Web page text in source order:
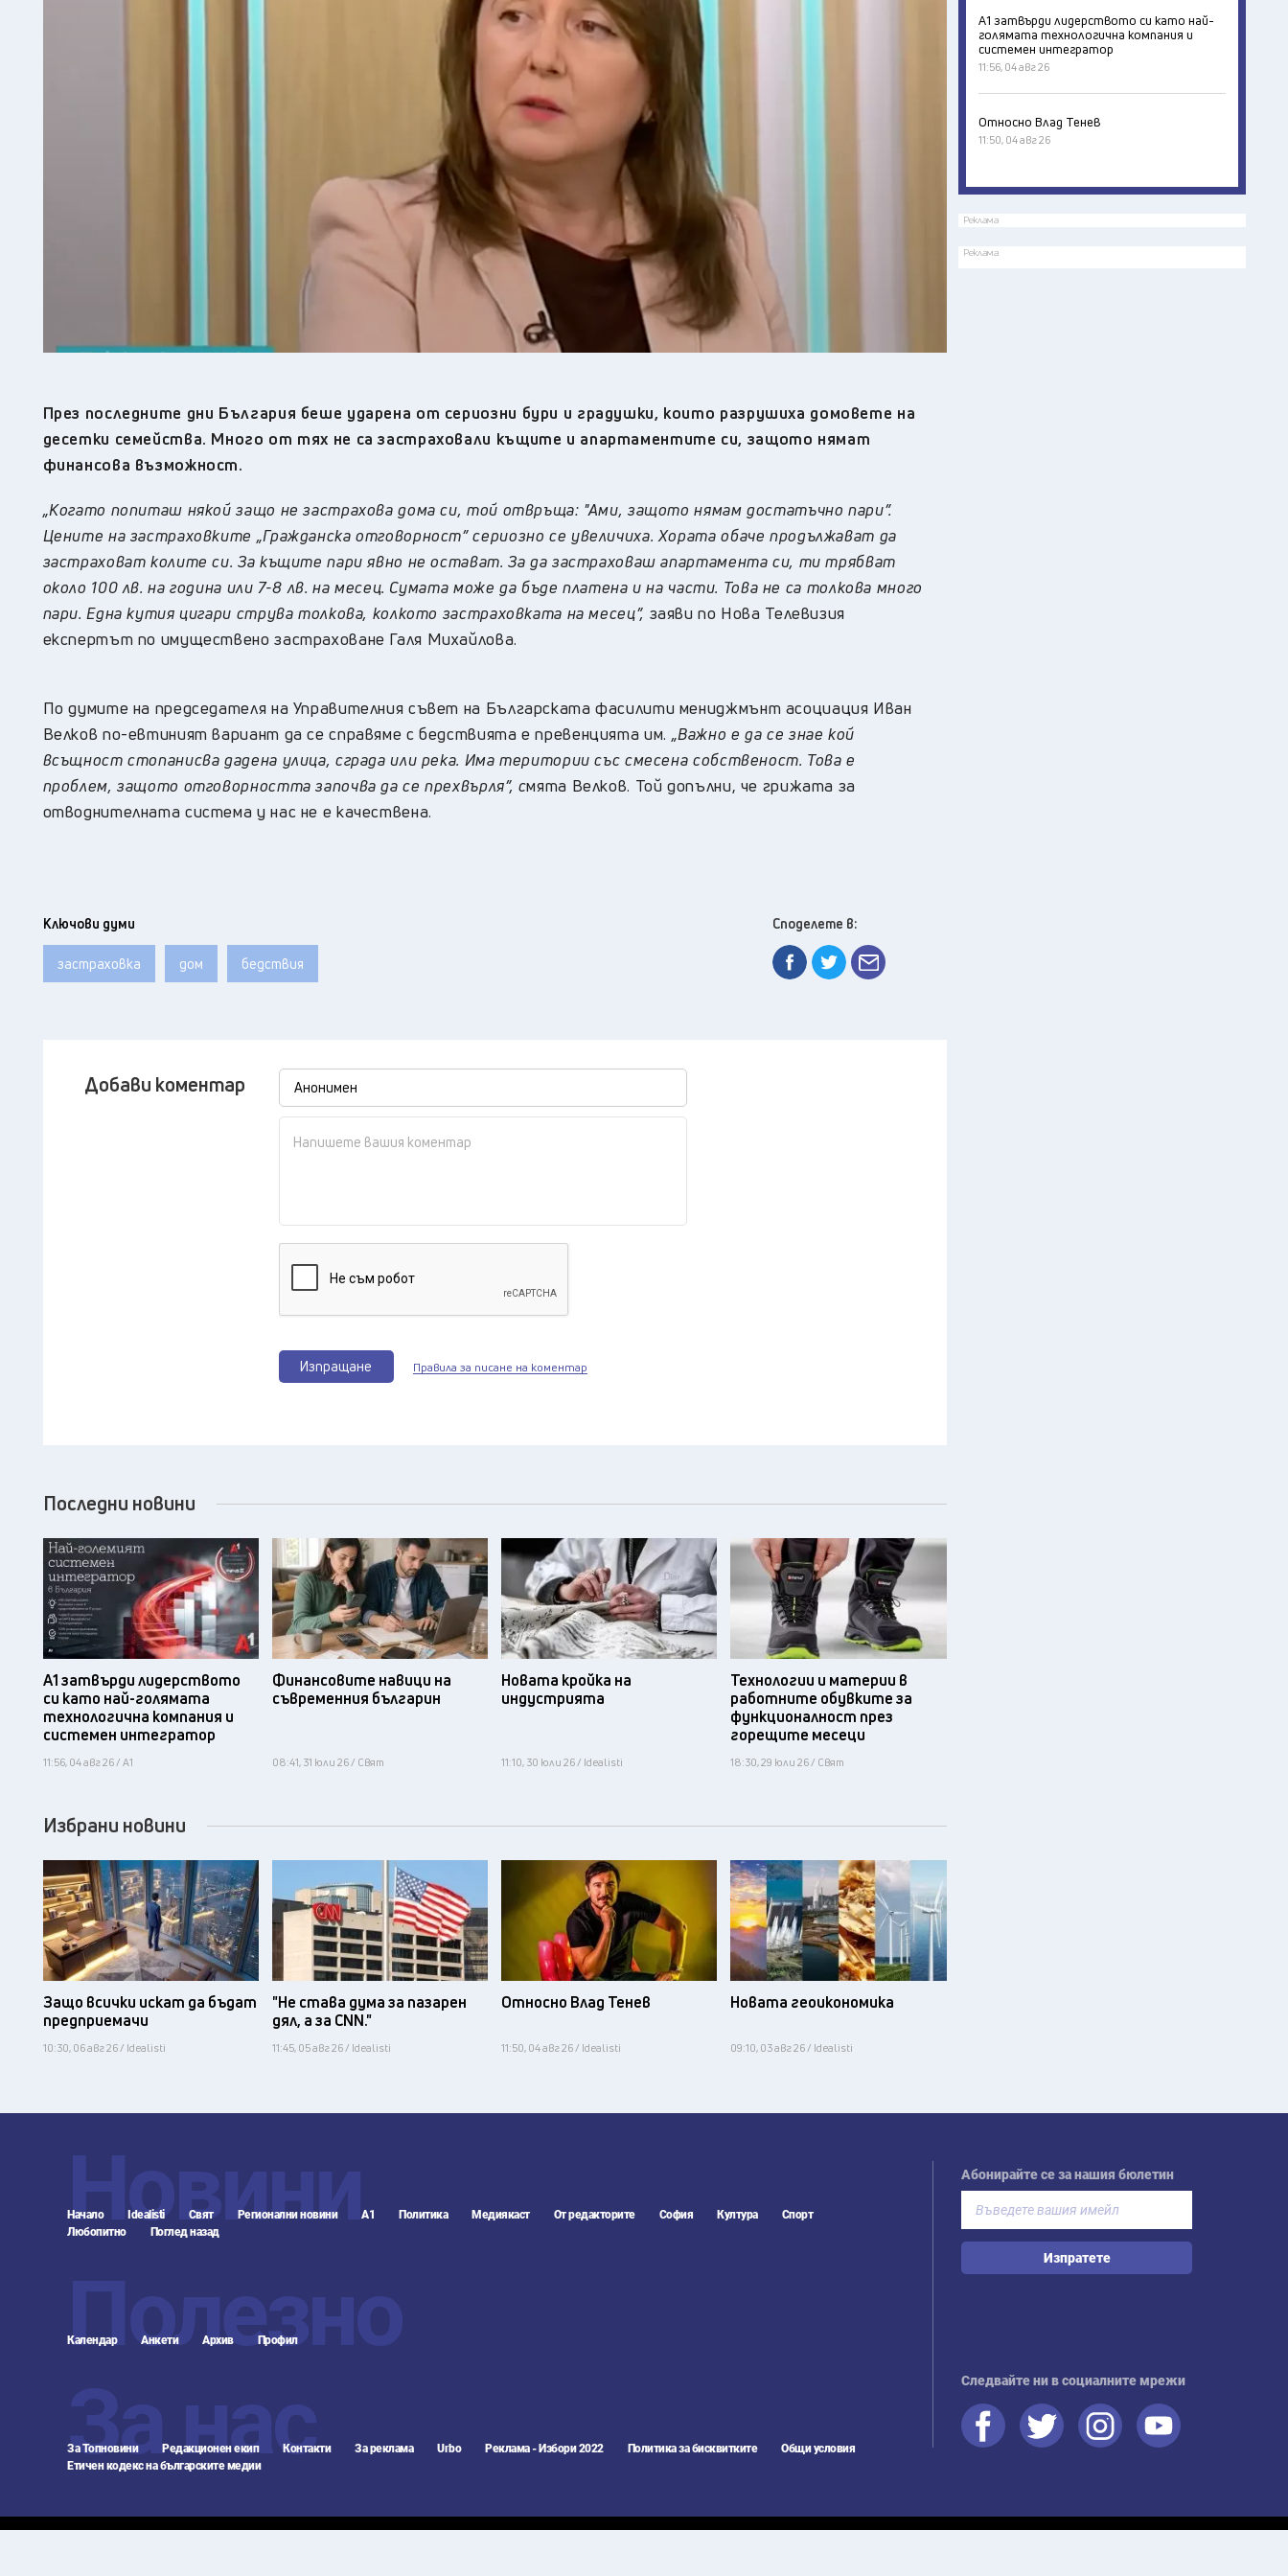
Перник, 28°C
Плевен, 33
Пловдив, 33°C
Разград 31°C
Русе 31°C
Силистра °C
Сливен 31°C
Смолян, 24°C
29°C
Стара Загора 32°C
Търговище,
Хасково 31°C
Шумен, 32°C
Ямбол, 32°C
През последните дни България беше ударена от сериозни бури и градушки, които разрушиха домовете на
десетки семейства. Много от тях не са застраховали къщите и апартаментите си, защото нямат
финансова възможност.
„Когато попиташ някой защо не застрахова дома си, той отвръща: "Ами, защото нямам достатъчно пари”.
Цените на застраховките „Гражданска отговорност” сериозно се увеличиха. Хората обаче продължават да
застраховат колите си. За къщите пари явно не остават. За да застраховаш апартамента си, ти трябват
около 100 лв. на година или 7-8 лв. на месец. Сумата може да бъде платена и на части. Това не са толкова много
пари. Една кутия цигари струва толкова, колкото застраховката на месец”, заяви по Нова Телевизия
експертът по имуществено застраховане Галя Михайлова.
По думите на председателя на Управителния съвет на Българската фасилити мениджмънт асоциация Иван
Велков по-евтиният вариант да се справяме с бедствията е превенцията им. „Важно е да се знае кой
всъщност стопанисва дадена улица, сграда или река. Има територии със смесена собственост. Това е
проблем, защото отговорността започва да се прехвърля”, смята Велков. Той допълни, че грижата за
отводнителната система у нас не е качествена.
Ключови думи
застраховка дом бедствия
Споделете в:
Добави коментар
Изпращане Правила за писане на коментар
Последни новини
А1 затвърди лидерството
си като най-голямата
технологична компания и
системен интегратор
11:56, 04 авг 26 / А1
Финансовите навици на
съвременния българин
08:41, 31 юли 26 / Свят
Новата кройка на
индустрията
11:10, 30 юли 26 / Idealisti
Технологии и материи в
работните обувките за
функционалност през
горещите месеци
18:30, 29 юли 26 / Свят
Избрани новини
Защо всички искат да бъдат
предприемачи
10:30, 06 авг 26 / Idealisti
"Не става дума за пазарен
дял, а за CNN."
11:45, 05 авг 26 / Idealisti
Относно Влад Тенев
11:50, 04 авг 26 / Idealisti
Новата геоикономика
09:10, 03 авг 26 / Idealisti
А1 затвърди лидерството си като най-
голямата технологична компания и
системен интегратор
11:56, 04 авг 26
Относно Влад Тенев
11:50, 04 авг 26
Реклама
Реклама
Новини
Начало Idealisti Свят Регионални новини А1 Политика Медиякаст От редакторите София Култура
Спорт
Любопитно
Поглед назад
Полезно
Календар Анкети Архив Профил
За нас
За Топновини Редакционен екип Контакти За реклама Urbo Реклама - Избори 2022 Политика за бисквитките
Общи условия
Етичен кодекс на българските медии
Абонирайте се за нашия бюлетин
Изпратете
Следвайте ни в социалните мрежи